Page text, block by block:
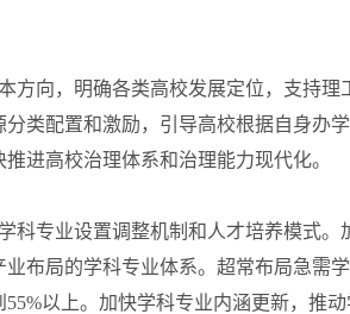
向，明确各类高校发展定位，支持理
类配置和激励，引导高校根据自身办
进高校治理体系和治理能力现代化。
专业设置调整机制和人才培养模式。
布局的学科专业体系。超常布局急需
以上。加快学科专业内涵更新，推